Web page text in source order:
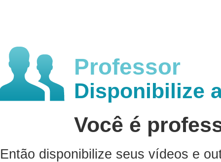
Professor
Disponibilize
Você é
Então disponibilize seus vídeos e